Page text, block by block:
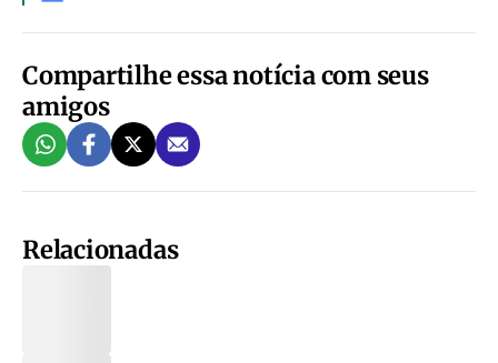
Compartilhe essa notícia com seus
amigos
Relacionadas